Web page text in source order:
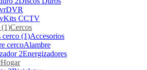
DVR
Kits CCTV
Cercos
Accesorios
Alambre
Energizadores
Hogar